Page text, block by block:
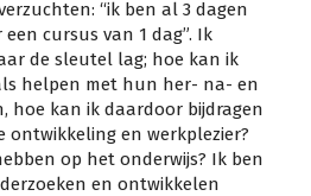
“ik ben al 3 dagen
cursus van 1 dag”. Ik
de sleutel lag; hoe kan ik
helpen met hun her- na- en
hoe kan ik daardoor bijdragen
en werkplezier?
op het onderwijs? Ik ben
en ontwikkelen